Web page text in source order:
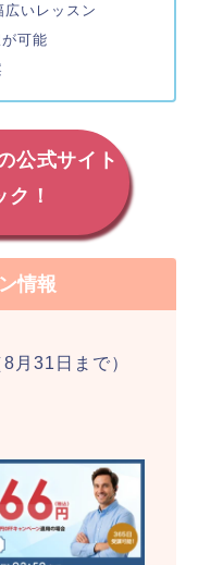
いレッスン
可能
公式サイト
！
情報
月31日まで）